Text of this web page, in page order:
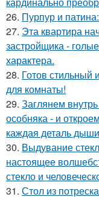
26. Пурпур и
27. Эта квартира
застройщика -
характера.
28. Готов стильный
для комнаты!
29. Заглянем
особняка - и
каждая деталь
30. Выдувание
настоящее
стекло и
31. Стол из